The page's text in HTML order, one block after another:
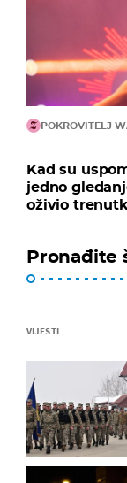
POKROVITELJ
Kad su
jedno
oživio
Pronađite
VIJESTI